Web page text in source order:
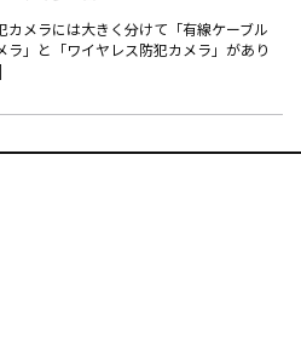
カメラには大きく分けて「有線ケーブル
ラ」と「ワイヤレス防犯カメラ」があり